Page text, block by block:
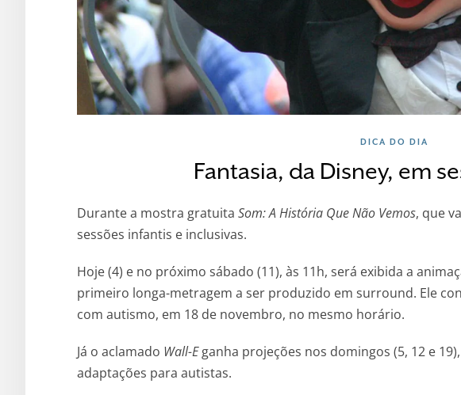
DICA DO DIA
Fantasia, da Disney, em
Durante a mostra gratuita Som: A História Que Não Vemos, que
sessões infantis e inclusivas.
Hoje (4) e no próximo sábado (11), às 11h, será exibida a
primeiro longa-metragem a ser produzido em surround. Ele
com autismo, em 18 de novembro, no mesmo horário.
Já o aclamado Wall-Eganha projeções nos domingos (5, 12 e
adaptações para autistas.